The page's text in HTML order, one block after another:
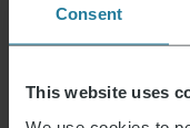
Consent
This website uses
database *ständige